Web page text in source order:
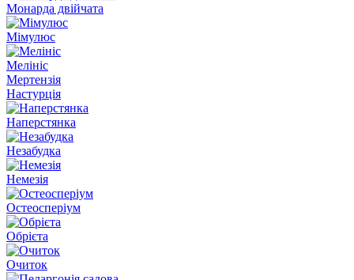
Mонарда двiйчата
Мімулюс
Мелініс
Мертензія
Настурція
Наперстянка
Незабудка
Немезія
Остеосперіум
Обрієта
Очиток